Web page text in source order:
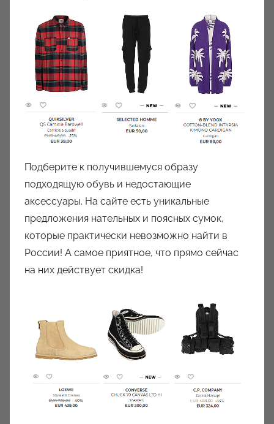
Подберите к получившемуся образу
подходящую обувь и недостающие
аксессуары. На сайте есть уникальные
предложения нательных и поясных сумок,
которые практически невозможно найти в
России! А самое приятное, что прямо сейчас
на них действует скидка!